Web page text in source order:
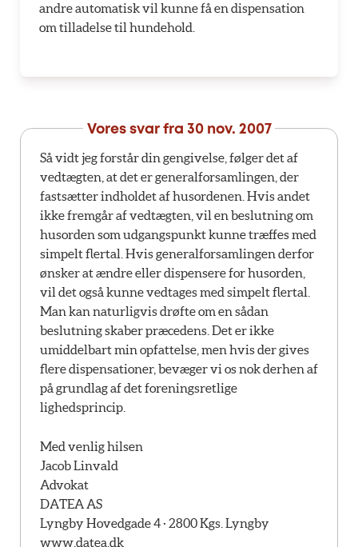
andre automatisk vil kunne få en dispensation
om tilladelse til hundehold.
Vores svar fra 30 nov. 2007
Så vidt jeg forstår din gengivelse, følger det af
vedtægten, at det er generalforsamlingen, der
fastsætter indholdet af husordenen. Hvis andet
ikke fremgår af vedtægten, vil en beslutning om
husorden som udgangspunkt kunne træffes med
simpelt flertal. Hvis generalforsamlingen derfor
ønsker at ændre eller dispensere for husorden,
vil det også kunne vedtages med simpelt flertal.
Man kan naturligvis drøfte om en sådan
beslutning skaber præcedens. Det er ikke
umiddelbart min opfattelse, men hvis der gives
flere dispensationer, bevæger vi os nok derhen af
på grundlag af det foreningsretlige
lighedsprincip.
Med venlig hilsen
Jacob Linvald
Advokat
DATEA AS
Lyngby Hovedgade 4 · 2800 Kgs. Lyngby
www.datea.dk